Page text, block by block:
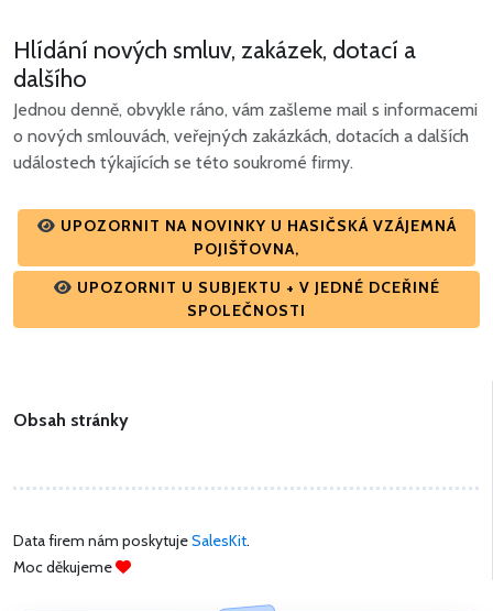
Hlídání nových smluv, zakázek, dotací a
dalšího
Jednou denně, obvykle ráno, vám zašleme mail s informacemi
o nových smlouvách, veřejných zakázkách, dotacích a dalších
událostech týkajících se této soukromé firmy.
UPOZORNIT NA NOVINKY U HASIČSKÁ VZÁJEMNÁ
POJIŠŤOVNA,
UPOZORNIT U SUBJEKTU + V JEDNÉ DCEŘINÉ
SPOLEČNOSTI
Obsah stránky
Data firem nám poskytujeSalesKit.
Moc děkujeme